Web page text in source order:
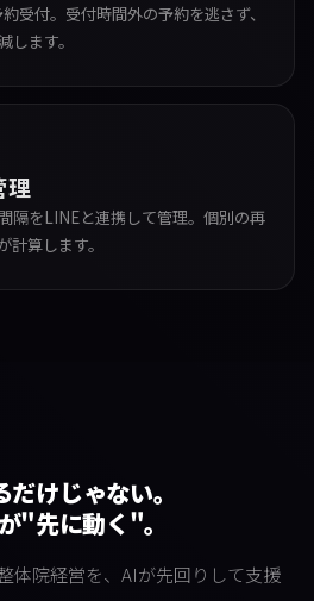
受付。受付時間外の予約を逃さず、
します。
理
隔をLINEと連携して管理。個別の再
算します。
けじゃない。
"先に動く"。
体院経営を、AIが先回りして支援